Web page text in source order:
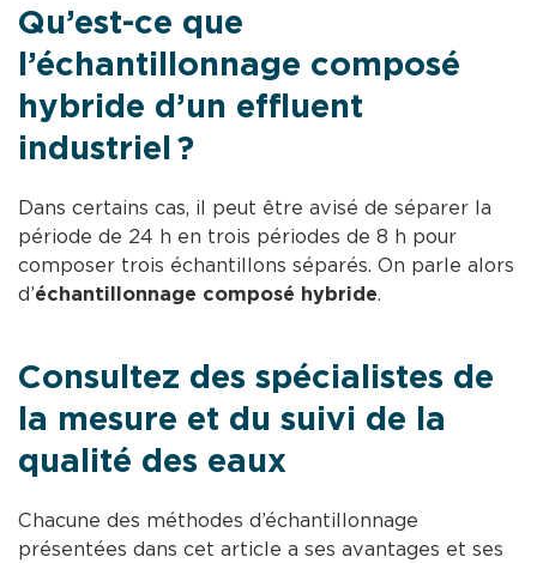
Qu’est-ce que
l’échantillonnage composé
hybride d’un effluent
industriel ?
Dans certains cas, il peut être avisé de séparer la
période de 24 h en trois périodes de 8 h pour
composer trois échantillons séparés. On parle alors
d’échantillonnage composé hybride.
Consultez des spécialistes de
la mesure et du suivi de la
qualité des eaux
Chacune des méthodes d’échantillonnage
présentées dans cet article a ses avantages et ses